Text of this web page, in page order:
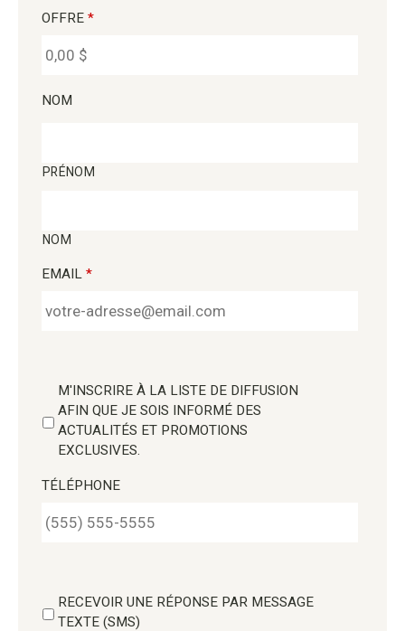
OFFRE *
NOM
PRÉNOM
NOM
EMAIL *
M'INSCRIRE À LA LISTE DE DIFFUSION
AFIN QUE JE SOIS INFORMÉ DES
ACTUALITÉS ET PROMOTIONS
EXCLUSIVES.
TÉLÉPHONE
RECEVOIR UNE RÉPONSE PAR MESSAGE
TEXTE (SMS)